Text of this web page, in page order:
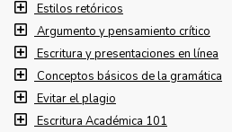
Estilos retóricos
Argumento y pensamiento crítico
Escritura y presentaciones en línea
Conceptos básicos de la gramática
Evitar el plagio
Escritura Académica 101